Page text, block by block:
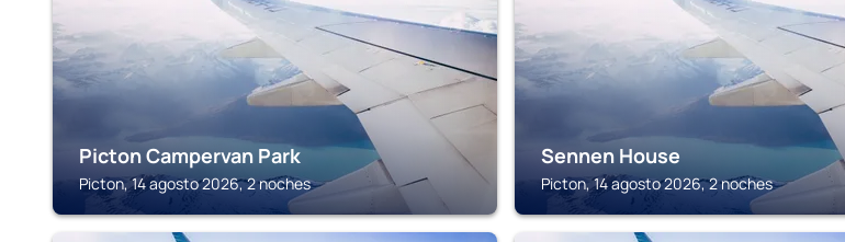
Picton Campervan Park
Picton, 14 agosto 2026, 2 noches
Sennen House
Picton, 14 agosto 2026, 2 noches